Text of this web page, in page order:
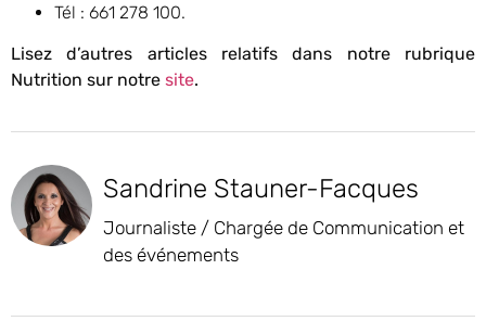
Tél : 661 278 100.
Lisez d’autres articles relatifs dans notre rubrique
Nutrition sur notre site.
Sandrine Stauner-Facques
Journaliste / Chargée de Communication et
des événements